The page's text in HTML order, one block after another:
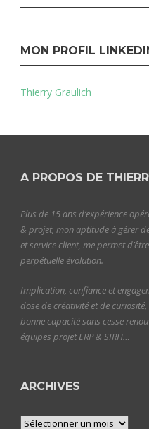
MON PROFIL
Thierry Graulich
A PROPOS DE
Plus de 15 ans d’expérience
& projet, mon aptitude à gérer
et service client, me permet
perpétuelle évolution.
Implication, confiance et
dose de créativité et de
bonne capacité sans cesse
équipes projet ERP & SIRH…
ARCHIVES
Archives